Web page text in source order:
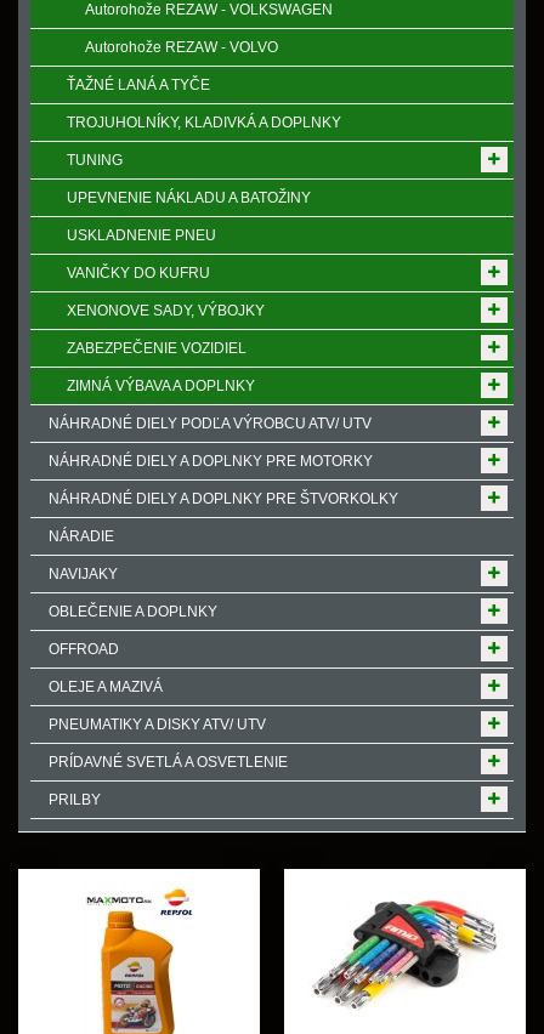
Autorohože REZAW - VOLKSWAGEN
Autorohože REZAW - VOLVO
ŤAŽNÉ LANÁ A TYČE
TROJUHOLNÍKY, KLADIVKÁ A DOPLNKY
TUNING
UPEVNENIE NÁKLADU A BATOŽINY
USKLADNENIE PNEU
VANIČKY DO KUFRU
XENONOVE SADY, VÝBOJKY
ZABEZPEČENIE VOZIDIEL
ZIMNÁ VÝBAVA A DOPLNKY
NÁHRADNÉ DIELY PODĽA VÝROBCU ATV/ UTV
NÁHRADNÉ DIELY A DOPLNKY PRE MOTORKY
NÁHRADNÉ DIELY A DOPLNKY PRE ŠTVORKOLKY
NÁRADIE
NAVIJAKY
OBLEČENIE A DOPLNKY
OFFROAD
OLEJE A MAZIVÁ
PNEUMATIKY A DISKY ATV/ UTV
PRÍDAVNÉ SVETLÁ A OSVETLENIE
PRILBY